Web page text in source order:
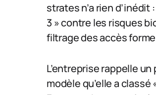
strates n’a rien d’inédit
3 » contre les risques
filtrage des accès
L’entreprise rappelle
modèle qu’elle a